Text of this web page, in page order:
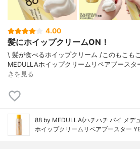
ール、香料、赤
4.00
髪にホイップクリームON！
\ 髪が食べるホイップクリーム /⁡このもこも
MEDULLAホイップクリームリペアブース
きを見る
88 by MEDULLA(ハチハチ バイ メデ
ホイップクリームリペアブースター